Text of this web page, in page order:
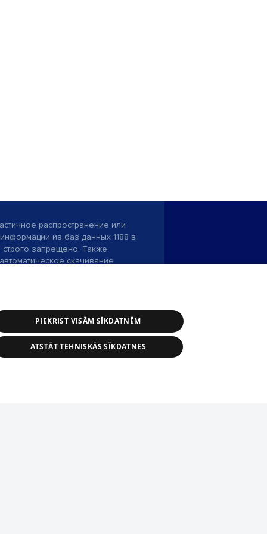
распространение или
из баз данных 1188 в
запрещено. Также
скачивание
портала: э-почта -info@1188.lv
Helio Media2004-2026
PIEKRIST VISĀM SĪKDATNĒM
ATSTĀT TEHNISKĀS SĪKDATNES